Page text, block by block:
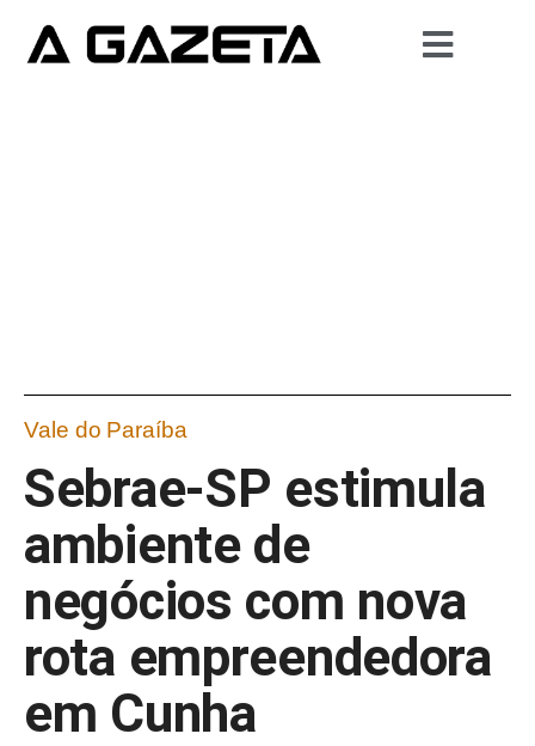
Vale do Paraíba
Sebrae-SP estimula
ambiente de
negócios com nova
rota empreendedora
em Cunha